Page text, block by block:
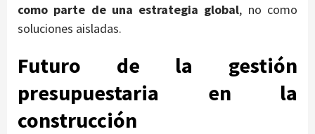
como parte de una estrategia global, no como
soluciones aisladas.
Futuro de la gestión
presupuestaria en la
construcción